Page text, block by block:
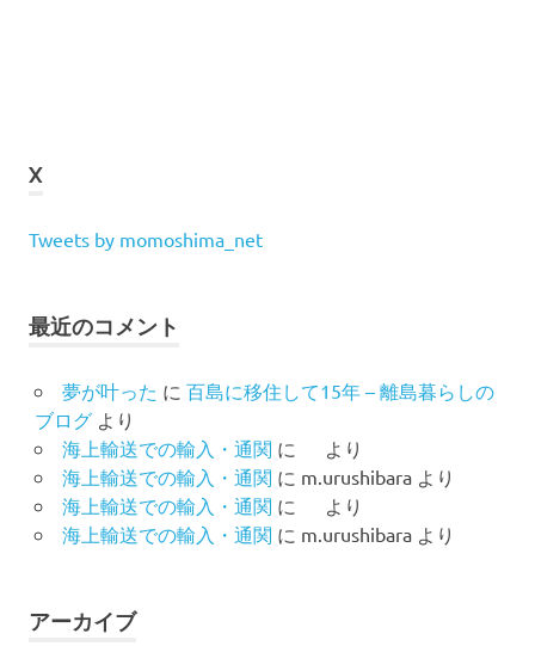
X
Tweets by momoshima_net
最近のコメント
夢が叶った に 百島に移住して15年 – 離島暮らしの
ブログより
海上輸送での輸入・通関 に
より
海上輸送での輸入・通関 に m.urushibaraより
海上輸送での輸入・通関 に
より
海上輸送での輸入・通関 に m.urushibaraより
アーカイブ